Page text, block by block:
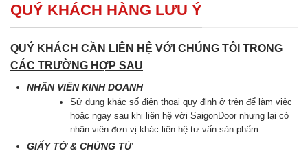
QUÝ KHÁCH HÀNG LƯU Ý
QUÝ KHÁCH CẦN LIÊN HỆ VỚI CHÚNG TÔI TRONG
CÁC TRƯỜNG HỢP SAU
NHÂN VIÊN KINH DOANH
Sử dụng khác số điện thoại quy định ở trên để làm việc
hoặc ngay sau khi liên hệ với SaigonDoor nhưng lại có
nhân viên đơn vị khác liên hệ tư vấn sản phẩm.
GIẤY TỜ & CHỨNG TỪ